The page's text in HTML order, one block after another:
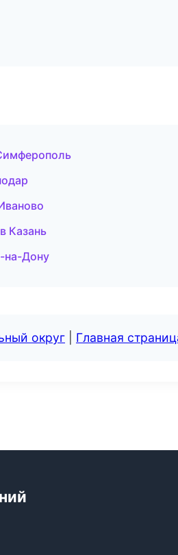
Казань
на-Дону
округ Главная